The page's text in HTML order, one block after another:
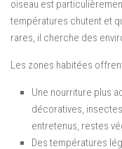
oiseau est
températures chutent et
rares, il cherche des
Les zones habitées
Une nourriture plus
décoratives,
entretenus, restes
Des températures